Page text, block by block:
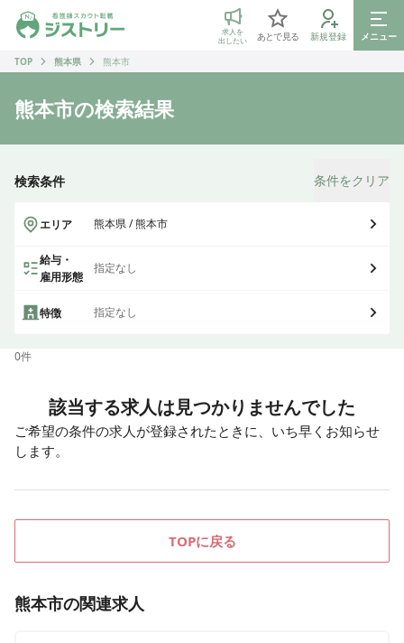
ジストリー 看護師の転職マッチング
求人を
出したい
あとで見る 新規登録
メニュー
TOP
熊本県 熊本市
熊本市の検索結果
検索条件 条件をクリア
エリア 熊本県 / 熊本市
給与・
雇用形態
指定なし
特徴 指定なし
0件
該当する求人は見つかりませんでした
ご希望の条件の求人が登録されたときに、いち早くお知らせ
します。
TOPに戻る
熊本市の関連求人